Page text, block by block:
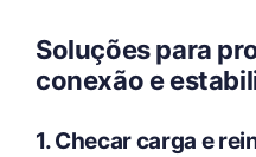
Soluções para
conexão e
1. Checar carga e